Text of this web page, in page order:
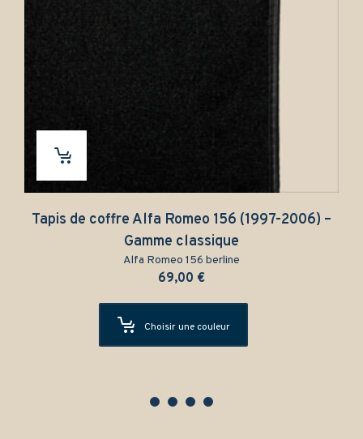
Tapis de coffre Alfa Romeo 156 (1997-2006) –
Gamme classique
Alfa Romeo 156 berline
69,00 €
Choisir une couleur